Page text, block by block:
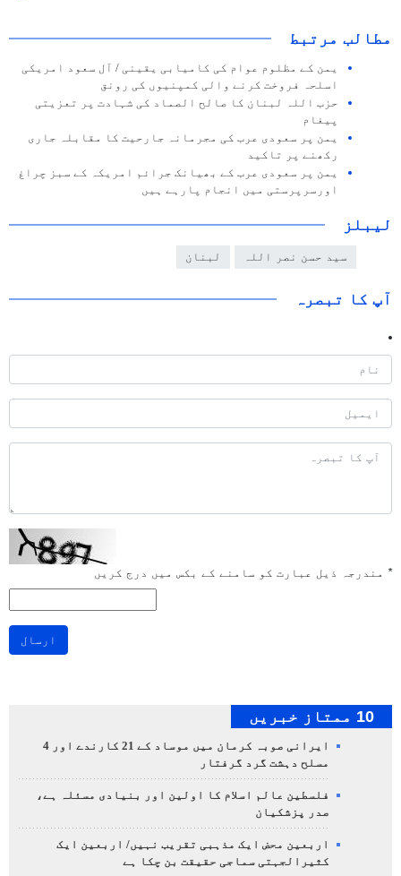
مطالب مرتبط
یمن کے مظلوم عوام کی کامیابی یقینی / آل سعود امریکی
اسلحہ فروخت کرنے والی کمپنیوں کی رونق
حزب اللہ لبنان کا صالح الصماد کی شہادت پر تعزیتی
پیغام
یمن پر سعودی عرب کی مجرمانہ جارحیت کا مقابلہ جاری
رکھنے پر تاکید
یمن پر سعودی عرب کے بھیانک جرائم امریکہ کے سبز چراغ
اورسرپرستی میں انجام پارہے ہیں
لیبلز
سید حسن نصر اللہ لبنان
آپ کا تبصرہ
* مندرجہ ذیل عبارت کو سامنے کے بکس میں درج کریں
ارسال
10 ممتاز خبریں
ایرانی صوبہ کرمان میں موساد کے 21 کارندے اور 4
مسلح دہشت گرد گرفتار
فلسطین عالم اسلام کا اولین اور بنیادی مسئلہ ہے،
صدر پزشکیان
اربعین محض ایک مذہبی تقریب نہیں/ اربعین ایک
کثیرالجہتی سماجی حقیقت بن چکا ہے